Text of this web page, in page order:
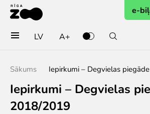
Pērc biļetes vai rezervē
Ieejas biļete
Grupu biļetes (10+ pers.)
Dāvanu karte
LV A+
e-
Sākums Iepirkumi – Degvielas
Iepirkumi – Degvielas
2018/2019